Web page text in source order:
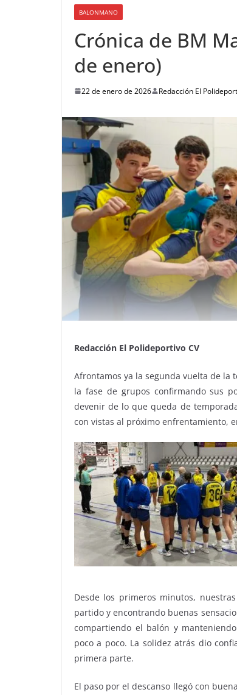
BALONMANO
Crónica de BM
de enero)
22 de enero de 2026 Redacción El
Redacción El Polideportivo CV
Afrontamos ya la segunda vuelta de
la fase de grupos confirmando sus
devenir de lo que queda de
con vistas al próximo enfrentamiento,
Desde los primeros minutos,
partido y encontrando buenas
compartiendo el balón y
poco a poco. La solidez atrás dio
primera parte.
El paso por el descanso llegó con